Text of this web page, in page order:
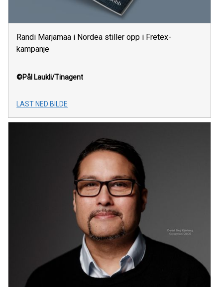
Randi Marjamaa i Nordea stiller opp i Fretex-
kampanje
©Pål Laukli/Tinagent
LAST NED BILDE